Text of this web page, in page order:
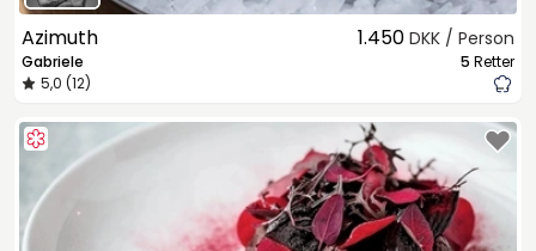
Azimuth
Gabriele
5,0 (12)
1.450 DKK / Person
5 Retter